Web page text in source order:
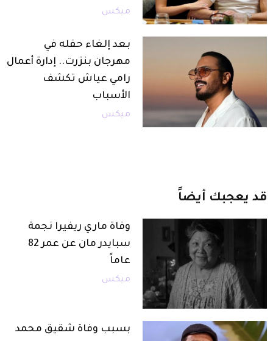
ميكس
بعد إلغاء حفله في
مهرجان بنزرت.. إدارة أعمال
رامي عياش تكشف
الأسباب
ميكس
قد يعجبك أيضاً
وفاة ماري ريفيرا نجمة
سبايدر مان عن عمر 82
عاماً
ميكس
بسبب وفاة شقيق محمد